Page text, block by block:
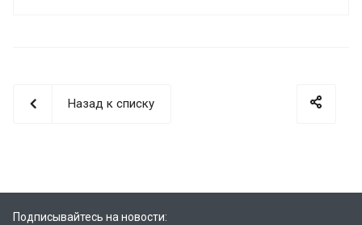
Назад к списку
Подписывайтесь на новости: